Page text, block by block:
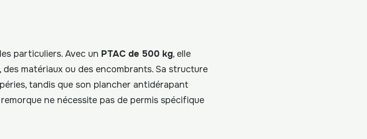
particuliers. Avec un PTAC de 500 kg, elle
matériaux ou des encombrants. Sa structure
tandis que son plancher antidérapant
ne nécessite pas de permis spécifique